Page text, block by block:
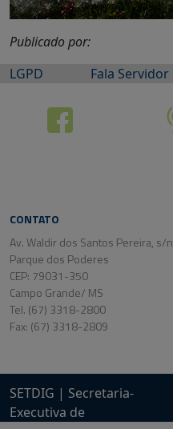
Publicado por:
LGPD
Fala Servidor
CONTATO
Av. Waldir dos Santos Pereira, s/n
Parque dos Poderes
CEP: 79031-350
Campo Grande/ MS
Tel. (67) 3318-2800
Fax: (67) 3318-2809
SETDIG | Secretaria-
Executiva de